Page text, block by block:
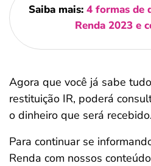
Saiba mais: 4 formas de
Renda 2023 e
Agora que você já sabe
restituição IR, poderá
o dinheiro que será recebido.
Para continuar se
Renda com nossos